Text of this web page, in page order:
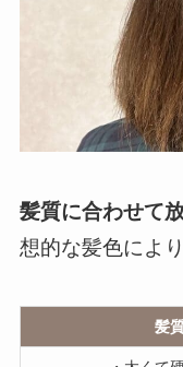
髪質に合わせて
想的な髪色によ
髪